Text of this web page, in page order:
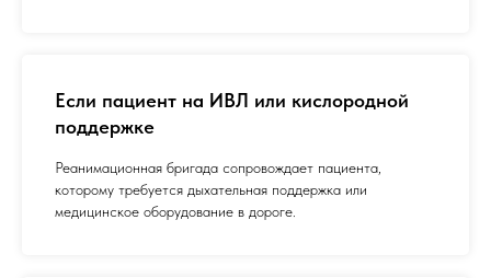
Если пациент на ИВЛ или кислородной
поддержке
Реанимационная бригада сопровождает пациента,
которому требуется дыхательная поддержка или
медицинское оборудование в дороге.